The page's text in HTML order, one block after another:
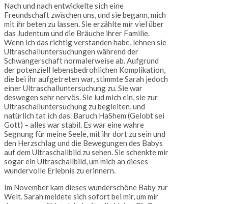
Nach und nach entwickelte sich eine
Freundschaft zwischen uns, und sie begann, mich
mit ihr beten zu lassen. Sie erzählte mir viel über
das Judentum und die Bräuche ihrer Familie.
Wenn ich das richtig verstanden habe, lehnen sie
Ultraschalluntersuchungen während der
Schwangerschaft normalerweise ab. Aufgrund
der potenziell lebensbedrohlichen Komplikation,
die bei ihr aufgetreten war, stimmte Sarah jedoch
einer Ultraschalluntersuchung zu. Sie war
deswegen sehr nervös. Sie lud mich ein, sie zur
Ultraschalluntersuchung zu begleiten, und
natürlich tat ich das. Baruch HaShem (Gelobt sei
Gott) – alles war stabil. Es war eine wahre
Segnung für meine Seele, mit ihr dort zu sein und
den Herzschlag und die Bewegungen des Babys
auf dem Ultraschallbild zu sehen. Sie schenkte mir
sogar ein Ultraschallbild, um mich an dieses
wundervolle Erlebnis zu erinnern.
Im November kam dieses wunderschöne Baby zur
Welt. Sarah meldete sich sofort bei mir, um mir